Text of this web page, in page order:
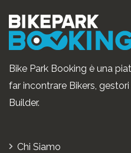
Bike Park Booking è una
far incontrare Bikers,
Builder.
Chi Siamo